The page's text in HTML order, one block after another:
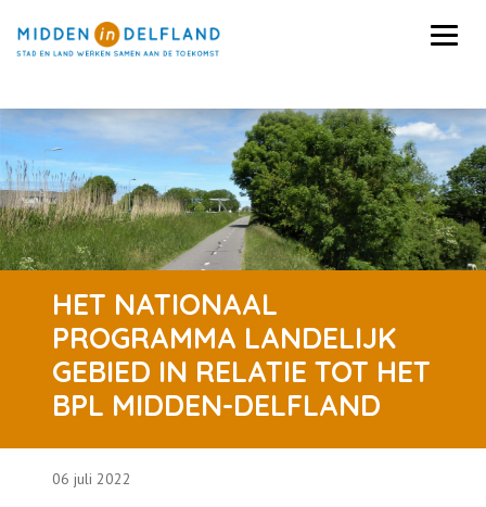
HET NATIONAAL
PROGRAMMA LANDELIJK
GEBIED IN RELATIE TOT HET
BPL MIDDEN-DELFLAND
06 juli 2022